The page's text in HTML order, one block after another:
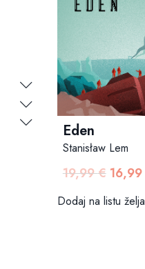
Eden
Stanisław Lem
19,99€ Izvorna
bila
16,99
Dodaj na listu želja